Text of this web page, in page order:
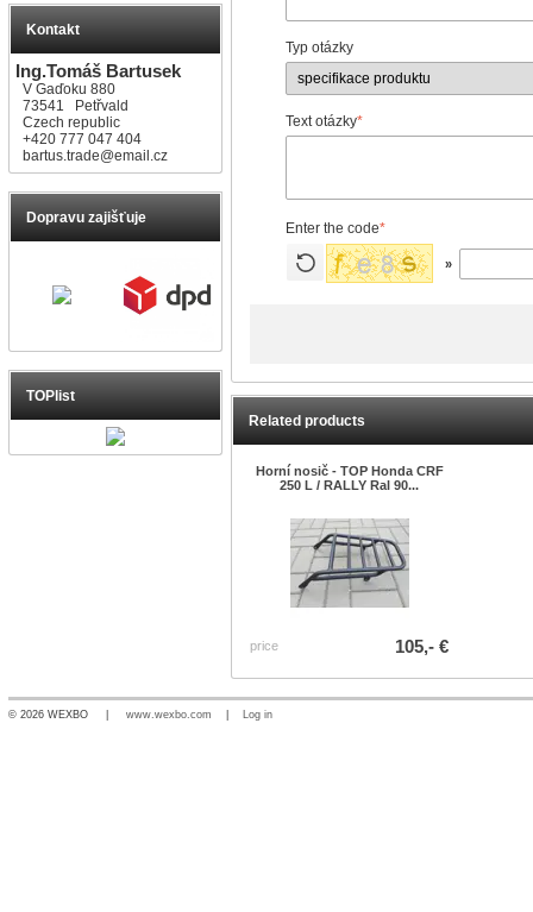
Kontakt
Ing.Tomáš Bartusek
V Gaďoku 880
73541 Petřvald
Czech republic
+420 777 047 404
bartus.trade@email.cz
Dopravu zajišťuje
TOPlist
Typ otázky
Text otázky*
Enter the code*
»
Related products
Horní nosič - TOP Honda CRF
250 L / RALLY Ral 90...
price 105,- €
© 2026 WEXBO | www.wexbo.com Log in